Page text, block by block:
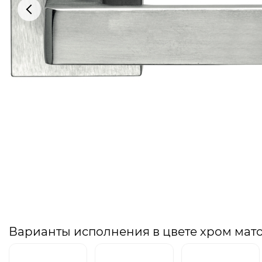
Варианты исполнения в цвете хром